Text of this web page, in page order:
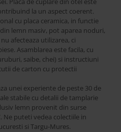
la un aspect coerent.
cu placa ceramica, in functie
lemn masiv, pot aparea noduri,
afecteaza utilizarea, ci
Asamblarea este facila, cu
saibe, chei) si instructiuni
de carton cu protectii
unei experiente de peste 30 de
stabile cu detalii de tamplarie
lemn provenit din surse
Ne puteti vedea colectiile in
si Targu-Mures.